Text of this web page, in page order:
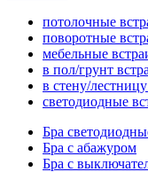
потолочные
поворотные
мебельные
в пол/грунт
в стену/
светодиодные
Бра
Бра с абажуром
Бра с